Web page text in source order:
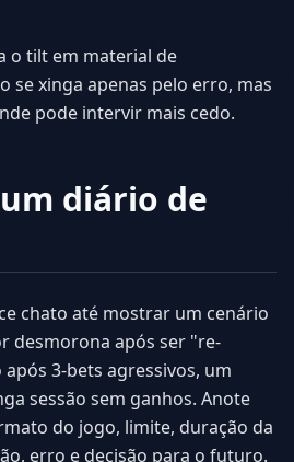
o tilt em material de
se xinga apenas pelo erro, mas
pode intervir mais cedo.
diário de
chato até mostrar um cenário
desmorona após ser "re-
3-bets agressivos, um
sessão sem ganhos. Anote
do jogo, limite, duração da
erro e decisão para o futuro.